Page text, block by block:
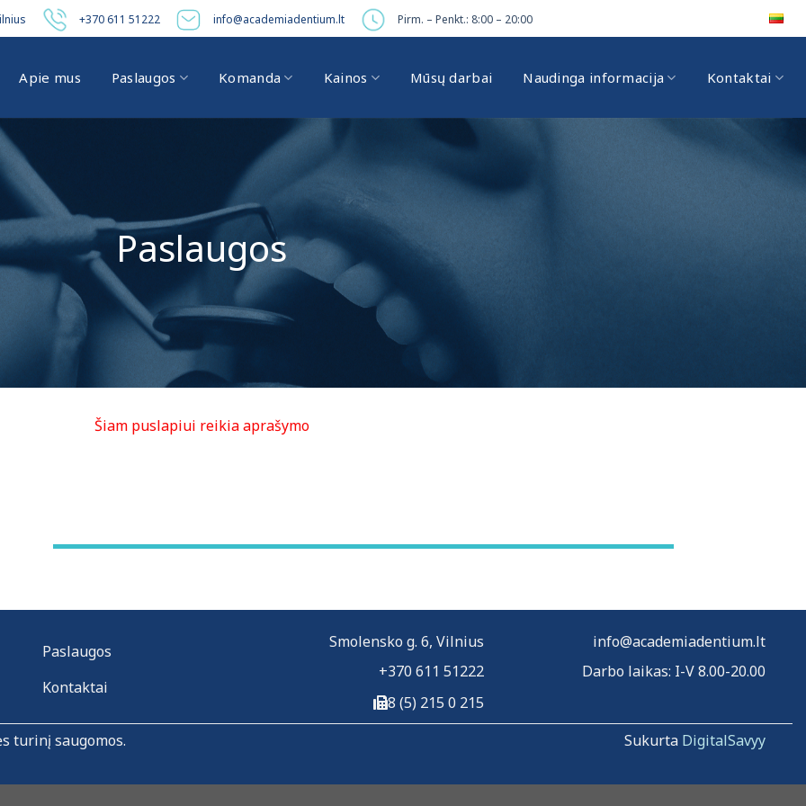
+370 611 51222 info@academiadentium.lt Pirm. – Penkt.: 8:00 – 20:00
Apie mus Paslaugos Komanda Kainos Mūsų darbai Naudinga informacija Kontaktai
Paslaugos
Šiam puslapiui reikia aprašymo
Paslaugos
Kontaktai
Smolensko g. 6, Vilnius
+370 611 51222
8 (5) 215 0 215
info@academiadentium.lt
Darbo laikas: I-V 8.00-20.00
turinį saugomos. Sukurta DigitalSavyy